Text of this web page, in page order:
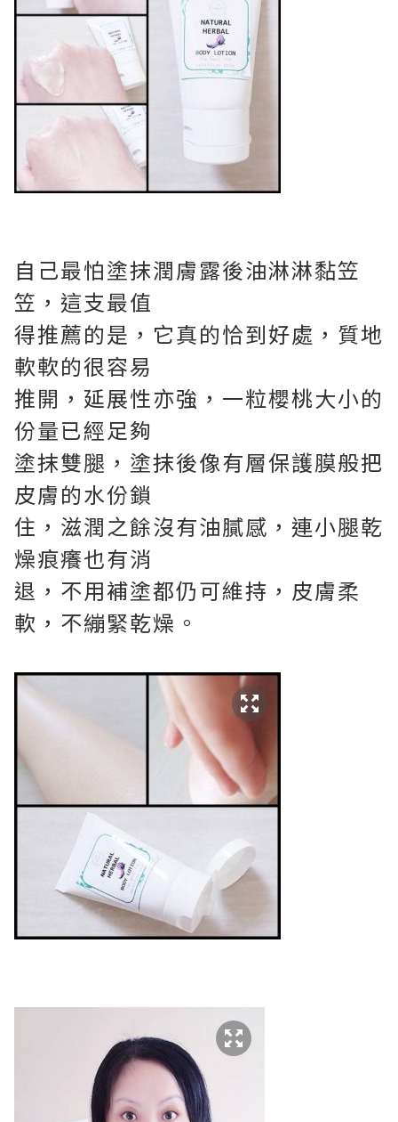
自己最怕塗抹潤膚露後油淋淋黏笠
笠，這支最值
得推薦的是，它真的恰到好處，質地
軟軟的很容易
推開，延展性亦強，一粒櫻桃大小的
份量已經足夠
塗抹雙腿，塗抹後像有層保護膜般把
皮膚的水份鎖
住，滋潤之餘沒有油膩感，連小腿乾
燥痕癢也有消
退，不用補塗都仍可維持，皮膚柔
軟，不繃緊乾燥。